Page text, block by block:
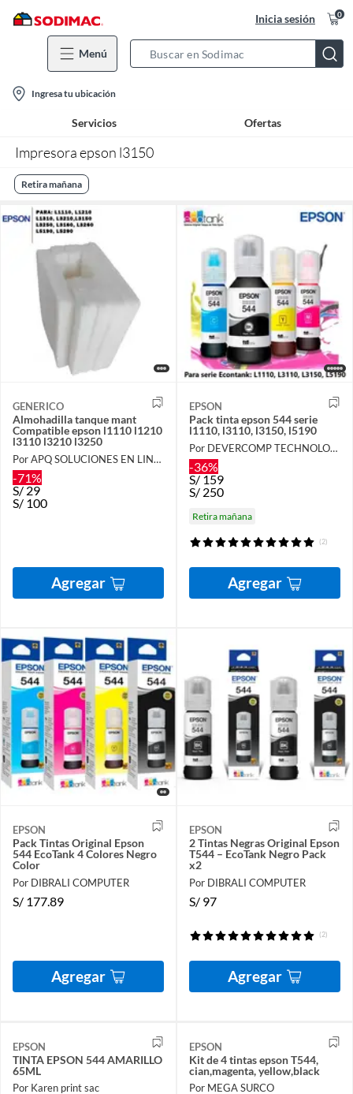
Inicia sesión 0
Menú
Bar
location-
icon
Ingresa tu ubicación
Servicios Ofertas
Impresora epson l3150
Retira mañana
GENERICO
Almohadilla tanque mant
Compatible epson l1110 l1210
l3110 l3210 l3250
Por APQ SOLUCIONES EN LINEA
-71%
S/29
S/ 100
Agregar
EPSON
Pack tinta epson 544 serie
l1110, l3110, l3150, l5190
Por DEVERCOMP TECHNOLOGY
-36%
S/159
S/ 250
Retira mañana
(2)
Agregar
EPSON
Pack Tintas Original Epson
544 EcoTank 4 Colores Negro
Color
Por DIBRALI COMPUTER
S/ 177.89
Agregar
EPSON
2 Tintas Negras Original Epson
T544 – EcoTank Negro Pack
x2
Por DIBRALI COMPUTER
S/ 97
(2)
Agregar
EPSON
TINTA EPSON 544 AMARILLO
65ML
Por Karen print sac
EPSON
Kit de 4 tintas epson T544,
cian,magenta, yellow,black
Por MEGA SURCO